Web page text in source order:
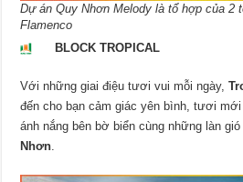
Dự án Quy Nhơn Melody là tổ hợp của 2
Flamenco
BLOCK TROPICAL
Với những giai điệu tươi vui mỗi ngày,
đến cho bạn cảm giác yên bình, tươi
ánh nắng bên bờ biển cùng những làn
Nhơn